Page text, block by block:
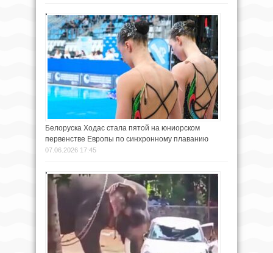
Белоруска Ходас стала пятой на юниорском
первенстве Европы по синхронному плаванию
07.06.2026 17:45